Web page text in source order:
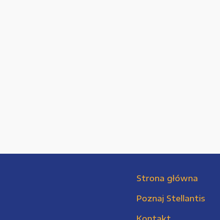
Strona główna
Poznaj Stellantis